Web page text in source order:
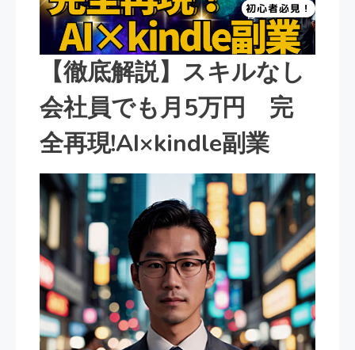
【徹底解説】スキルなし
会社員でも月5万円 完
全再現!AI×kindle副業